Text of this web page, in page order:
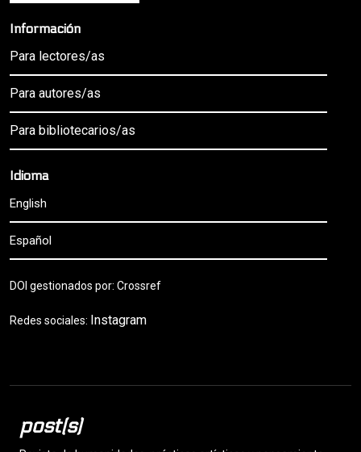
Información
Para lectores/as
Para autores/as
Para bibliotecarios/as
Idioma
English
Español
DOI gestionados por: Crossref
Redes sociales: Instagram
post(s)